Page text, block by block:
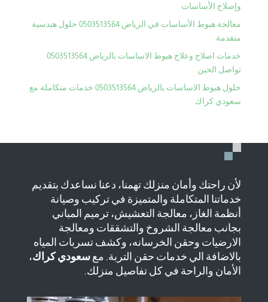
وإصلاح الأساسات
معالجة هبوط الأساسات في الرياض 0503513564 حلول هندسية
متقدمة
خدمات اصلاح وعلاج هبوط الاساسات بالرياض 0503513564
تواصل الحين
حلول هبوط الاساسات بالرياض 0503513564 خدمات متكاملة مع
سعودي كراك
لأن راحتك وأمان منزلك تهمنا، دعنا نساعدك بتقديم
خدماتنا المتكاملة والمتميزة في تركيب وصيانة
أنظمة الغاز، معالجة التعشيش، ترميم المباني
بجانب معالجة الشروخ والتشققات ومعالجة
الارضيات وحقن الخرسانه، وكشف تسربات المياه
بالاضافة الي خدمات حقن التربة. مع سعودي كراك،
الأمان والراحة في كل تفاصيل منزلك.